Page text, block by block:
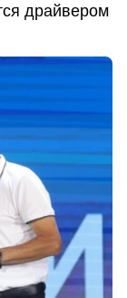
драйвером